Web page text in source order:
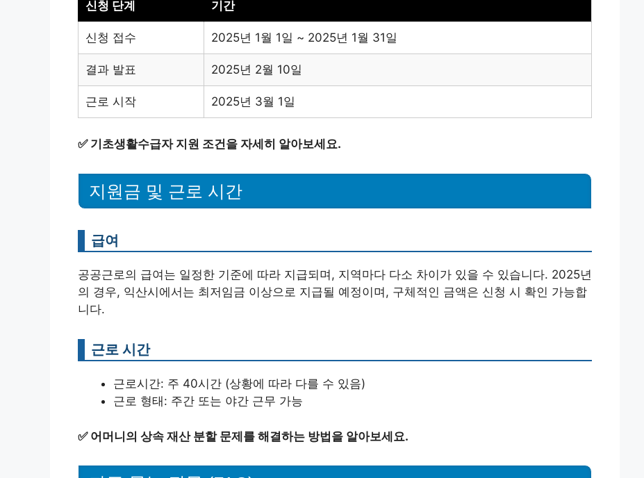
신청 단계 기간
신청 접수 2025년 1월 1일 ~ 2025년 1월 31일
결과 발표 2025년 2월 10일
근로 시작 2025년 3월 1일
✅ 기초생활수급자 지원 조건을 자세히 알아보세요.
지원금 및 근로 시간
급여
공공근로의 급여는 일정한 기준에 따라 지급되며, 지역마다 다소 차이가 있을 수 있습니다. 2025년
의 경우, 익산시에서는 최저임금 이상으로 지급될 예정이며, 구체적인 금액은 신청 시 확인 가능합
니다.
근로 시간
근로시간: 주 40시간 (상황에 따라 다를 수 있음)
근로 형태: 주간 또는 야간 근무 가능
✅ 어머니의 상속 재산 분할 문제를 해결하는 방법을 알아보세요.